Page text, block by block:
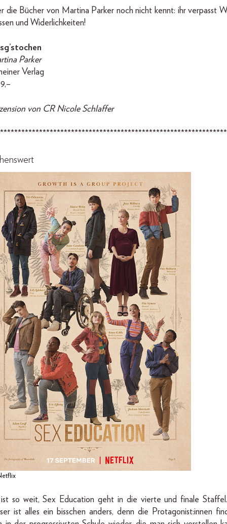
die Bücher von Martina Parker noch nicht kennt: ihr verpasst
und Widerlichkeiten!
Parker
Verlag
von CR Nicole Schlaffer
wert
so weit, Sex Education geht in die vierte und finale
ist alles ein bisschen anders, denn die Protagonist:innen